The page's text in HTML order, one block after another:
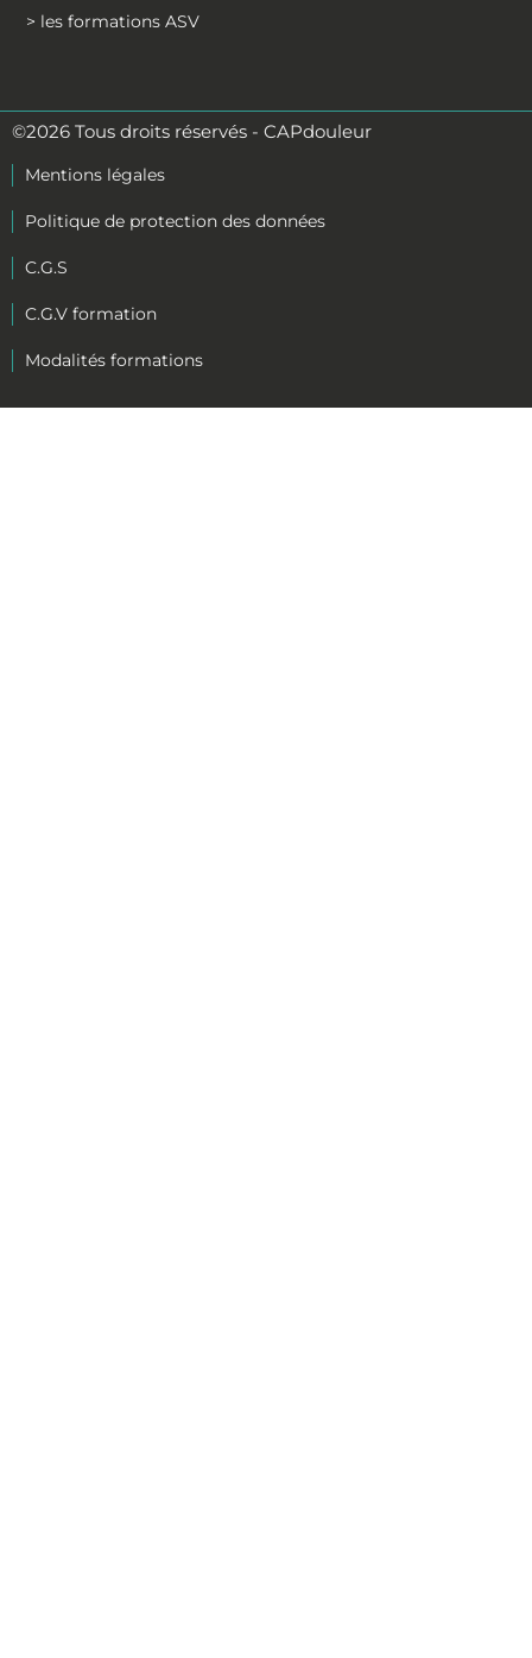
> les formations ASV
©2026 Tous droits réservés - CAPdouleur
Mentions légales
Politique de protection des données
C.G.S
C.G.V formation
Modalités formations